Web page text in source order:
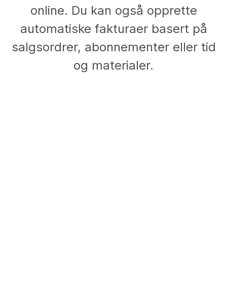
online. Du kan også opprette
automatiske fakturaer basert på
salgsordrer, abonnementer eller tid
og materialer.